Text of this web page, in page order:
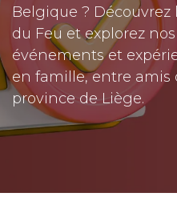
Belgique ? Découvrez
du Feu et explorez
événements et
en famille, entre amis
province de Liège.